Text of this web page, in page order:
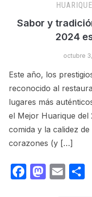
Sabor y
2024
octubre
Este año, los
reconocido al
lugares más
el Mejor Huarique
comida y la calidez
corazones (y […]
Facebook